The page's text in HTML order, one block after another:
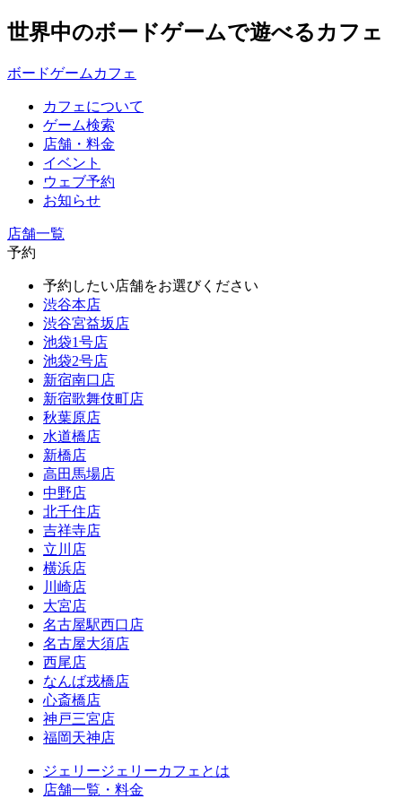
世界中のボードゲームで遊べるカフェ
ボードゲームカフェ
カフェについて
ゲーム検索
店舗・料金
イベント
ウェブ予約
お知らせ
店舗一覧
予約
予約したい店舗をお選びください
渋谷本店
渋谷宮益坂店
池袋1号店
池袋2号店
新宿南口店
新宿歌舞伎町店
秋葉原店
水道橋店
新橋店
高田馬場店
中野店
北千住店
吉祥寺店
立川店
横浜店
川崎店
大宮店
名古屋駅西口店
名古屋大須店
西尾店
なんば戎橋店
心斎橋店
神戸三宮店
福岡天神店
ジェリージェリーカフェとは
店舗一覧・料金